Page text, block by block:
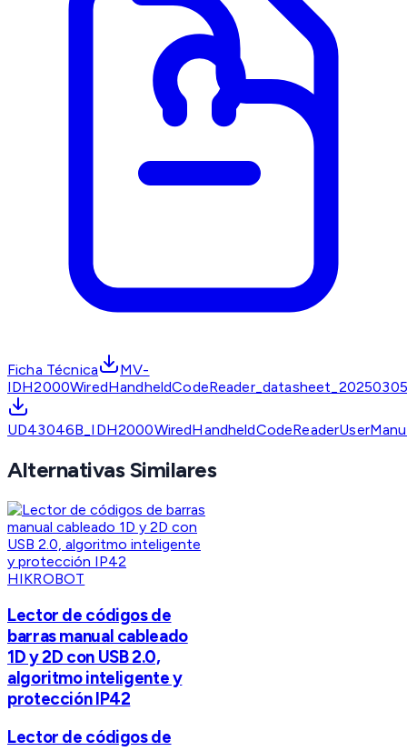
Ficha Técnica
MV-
Alternativas Similares
HIKROBOT
Lector de códigos de
barras manual cableado
1D y 2D con USB 2.0,
algoritmo inteligente y
protección IP42
Lector de códigos de